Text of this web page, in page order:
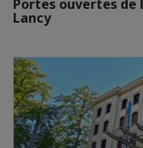
Portes ouvertes
Lancy